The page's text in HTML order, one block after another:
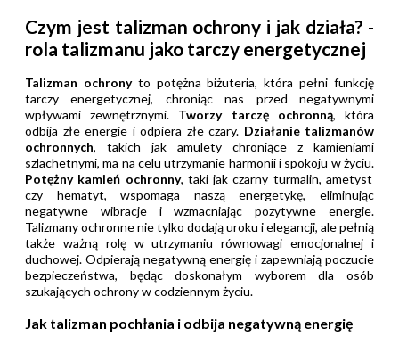
Czym jest talizman ochrony i jak działa? -
rola talizmanu jako tarczy energetycznej
Talizman ochronyto potężna biżuteria, która pełni funkcję
tarczy energetycznej, chroniąc nas przed negatywnymi
wpływami zewnętrznymi. Tworzy tarczę ochronną, która
odbija złe energie i odpiera złe czary. Działanie talizmanów
ochronnych, takich jak amulety chroniące z kamieniami
szlachetnymi, ma na celu utrzymanie harmonii i spokoju w życiu.
Potężny kamień ochronny, taki jak czarny turmalin, ametyst
czy hematyt, wspomaga naszą energetykę, eliminując
negatywne wibracje i wzmacniając pozytywne energie.
Talizmany ochronne nie tylko dodają uroku i elegancji, ale pełnią
także ważną rolę w utrzymaniu równowagi emocjonalnej i
duchowej. Odpierają negatywną energię i zapewniają poczucie
bezpieczeństwa, będąc doskonałym wyborem dla osób
szukających ochrony w codziennym życiu.
Jak talizman pochłania i odbija negatywną energię